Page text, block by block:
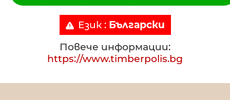
Език : Български
Повече информации:
https://www.timberpolis.bg